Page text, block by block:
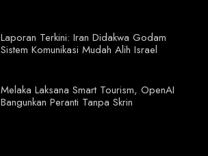
Laporan Terkini: Iran Didakwa Godam
Sistem Komunikasi Mudah Alih Israel
Melaka Laksana Smart Tourism, OpenAI
Bangunkan Peranti Tanpa Skrin